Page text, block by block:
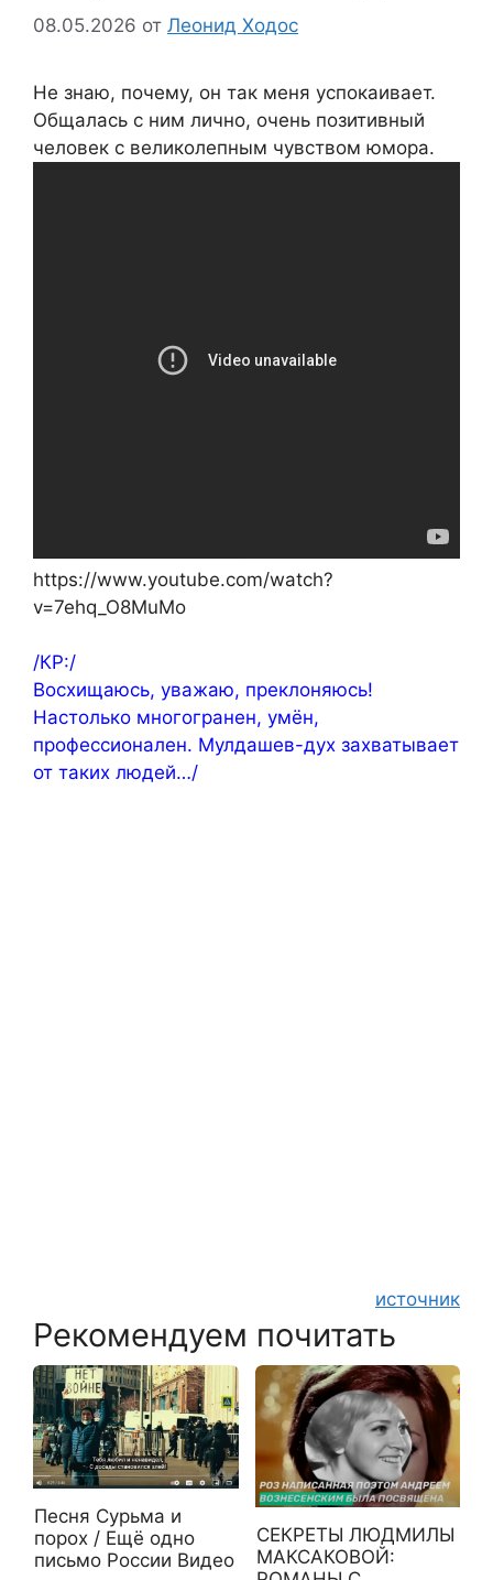
08.05.2026 от Леонид Ходос
Не знаю, почему, он так меня успокаивает.
Общалась с ним лично, очень позитивный
человек с великолепным чувством юмора.
https://www.youtube.com/watch?
v=7ehq_O8MuMo
/КР:/
Восхищаюсь, уважаю, преклоняюсь!
Настолько многогранен, умён,
профессионален. Мулдашев-дух захватывает
от таких людей…/
источник
Рекомендуем почитать
Песня Сурьма и
порох / Ещё одно
письмо России Видео
СЕКРЕТЫ ЛЮДМИЛЫ
МАКСАКОВОЙ: